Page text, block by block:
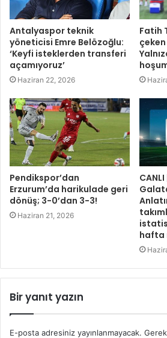
Antalyaspor teknik
yöneticisi Emre Belözoğlu:
‘Keyfi isteklerden transferi
açamıyoruz’
Haziran 22, 2026
Fatih
Pendikspor’dan
Erzurum’da harikulade geri
dönüş; 3-0’dan 3-3!
Haziran 21, 2026
hafta
Bir yanıt yazın
E-posta adresiniz yayınlanmayacak.